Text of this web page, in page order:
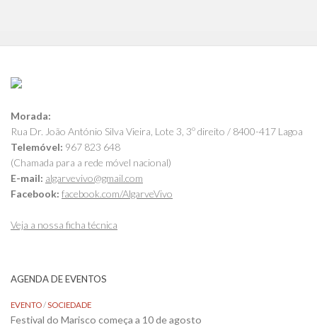
Morada:
Rua Dr. João António Silva Vieira, Lote 3, 3º direito / 8400-417 Lagoa
Telemóvel: 967 823 648
(Chamada para a rede móvel nacional)
E-mail: algarvevivo@gmail.com
Facebook: facebook.com/AlgarveVivo
Veja a nossa ficha técnica
AGENDA DE EVENTOS
EVENTO/SOCIEDADE
Festival do Marisco começa a 10 de agosto